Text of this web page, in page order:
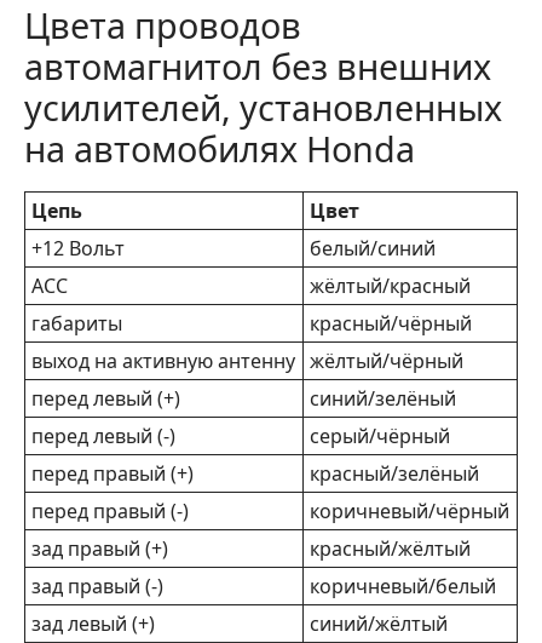
Цвета проводов
автомагнитол без внешних
усилителей, установленных
на автомобилях Honda
Цепь
Цвет
+12 Вольт
белый/синий
ACC
жёлтый/красный
габариты
красный/чёрный
выход на активную антенну жёлтый/чёрный
перед левый (+)
синий/зелёный
перед левый (-)
серый/чёрный
перед правый (+)
красный/зелёный
перед правый (-)
коричневый/чёрный
зад правый (+)
красный/жёлтый
зад правый (-)
коричневый/белый
зад левый (+)
синий/жёлтый